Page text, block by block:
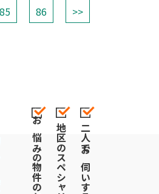
85 86 >>
二人でお伺いする査定